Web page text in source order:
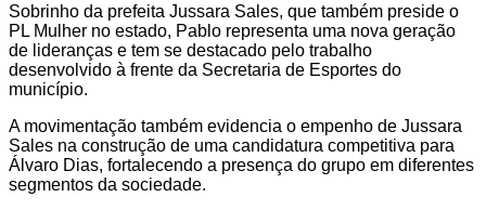
Sobrinho da prefeita Jussara Sales, que também preside o
PL Mulher no estado, Pablo representa uma nova geração
de lideranças e tem se destacado pelo trabalho
desenvolvido à frente da Secretaria de Esportes do
município.
A movimentação também evidencia o empenho de Jussara
Sales na construção de uma candidatura competitiva para
Álvaro Dias, fortalecendo a presença do grupo em diferentes
segmentos da sociedade.